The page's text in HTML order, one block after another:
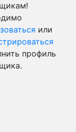
или
профиль